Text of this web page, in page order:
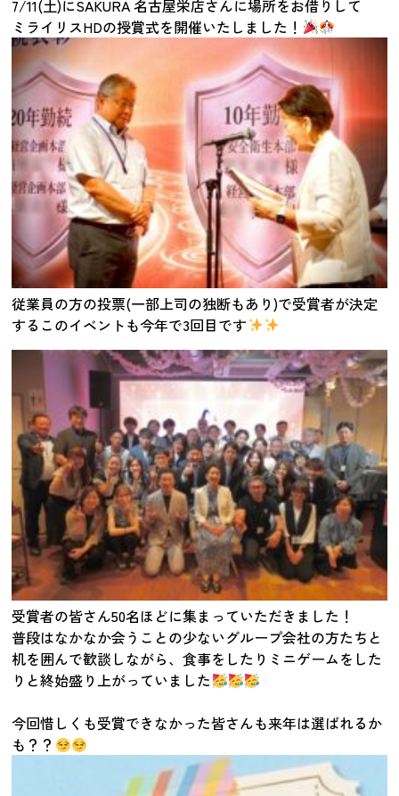
7/11(土)にSAKURA 名古屋栄店さんに場所をお借りして
ミライリスHDの授賞式を開催いたしました！
従業員の方の投票(一部上司の独断もあり)で受賞者が決定
するこのイベントも今年で3回目です
受賞者の皆さん50名ほどに集まっていただきました！
普段はなかなか会うことの少ないグループ会社の方たちと
机を囲んで歓談しながら、食事をしたりミニゲームをした
りと終始盛り上がっていました
今回惜しくも受賞できなかった皆さんも来年は選ばれるか
も？？